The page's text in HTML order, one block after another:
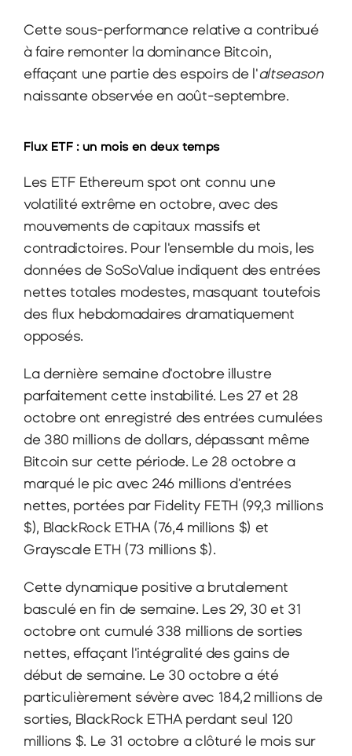
Cette sous-performance relative a contribué
à faire remonter la dominance Bitcoin,
effaçant une partie des espoirs de l'altseason
naissante observée en août-septembre.
Flux ETF : un mois en deux temps
Les ETF Ethereum spot ont connu une
volatilité extrême en octobre, avec des
mouvements de capitaux massifs et
contradictoires. Pour l'ensemble du mois, les
données de SoSoValue indiquent des entrées
nettes totales modestes, masquant toutefois
des flux hebdomadaires dramatiquement
opposés.
La dernière semaine d'octobre illustre
parfaitement cette instabilité. Les 27 et 28
octobre ont enregistré des entrées cumulées
de 380 millions de dollars, dépassant même
Bitcoin sur cette période. Le 28 octobre a
marqué le pic avec 246 millions d'entrées
nettes, portées par Fidelity FETH (99,3 millions
$), BlackRock ETHA (76,4 millions $) et
Grayscale ETH (73 millions $).
Cette dynamique positive a brutalement
basculé en fin de semaine. Les 29, 30 et 31
octobre ont cumulé 338 millions de sorties
nettes, effaçant l'intégralité des gains de
début de semaine. Le 30 octobre a été
particulièrement sévère avec 184,2 millions de
sorties, BlackRock ETHA perdant seul 120
millions $. Le 31 octobre a clôturé le mois sur